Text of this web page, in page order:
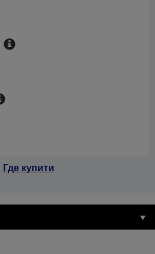
Где купити